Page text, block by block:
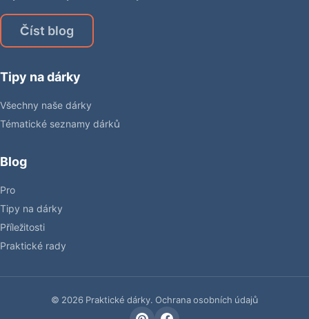
Číst blog
Tipy na dárky
Všechny naše dárky
Tématické seznamy dárků
Blog
Pro
Tipy na dárky
Příležitosti
Praktické rady
© 2026 Praktické dárky. Ochrana osobních údajů